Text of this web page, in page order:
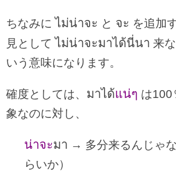
ちなみに ไม่น่าจะ と จะ を追加
見として ไม่น่าจะมาได้นี่นา 来
いう意味になります。
確度としては、 มาได้แน่ๆ は100
象なのに対し、
น่าจะมา → 多分来るんじゃ
らいか）